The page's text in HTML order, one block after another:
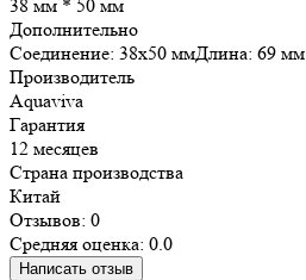
38 мм * 50 мм
Дополнительно
Соединение: 38х50 ммДлина: 69 мм
Производитель
Aquaviva
Гарантия
12 месяцев
Страна производства
Китай
Отзывов: 0
Средняя оценка: 0.0
Написать отзыв